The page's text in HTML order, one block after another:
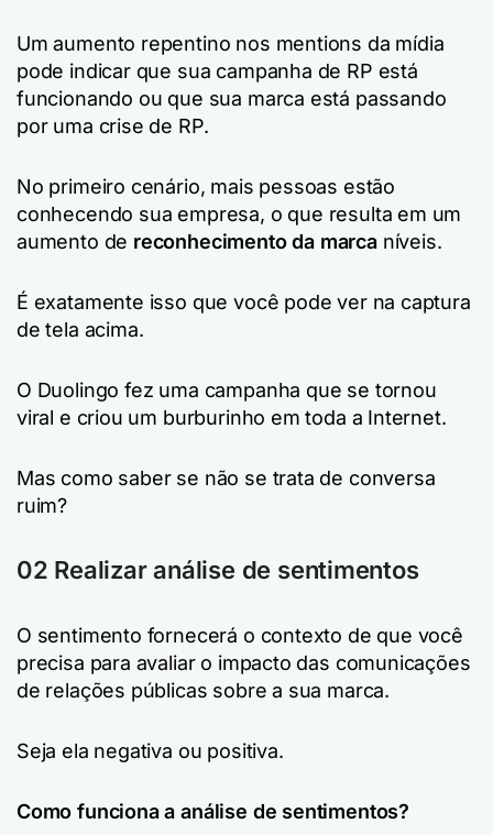
Um aumento repentino nos mentions da mídia
pode indicar que sua campanha de RP está
funcionando ou que sua marca está passando
por uma crise de RP.
No primeiro cenário, mais pessoas estão
conhecendo sua empresa, o que resulta em um
aumento de reconhecimento da marcaníveis.
É exatamente isso que você pode ver na captura
de tela acima.
O Duolingo fez uma campanha que se tornou
viral e criou um burburinho em toda a Internet.
Mas como saber se não se trata de conversa
ruim?
02 Realizar análise de sentimentos
O sentimento fornecerá o contexto de que você
precisa para avaliar o impacto das comunicações
de relações públicas sobre a sua marca.
Seja ela negativa ou positiva.
Como funciona a análise de sentimentos?